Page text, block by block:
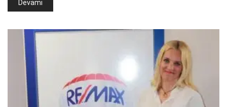
Devamı